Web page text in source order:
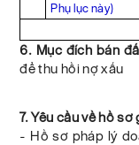
Phụ lục này)
6. Mục đích bán
để thu hồi nợ xấu
7. Yêu cầu về hồ sơ
- Hồ sơ pháp lý